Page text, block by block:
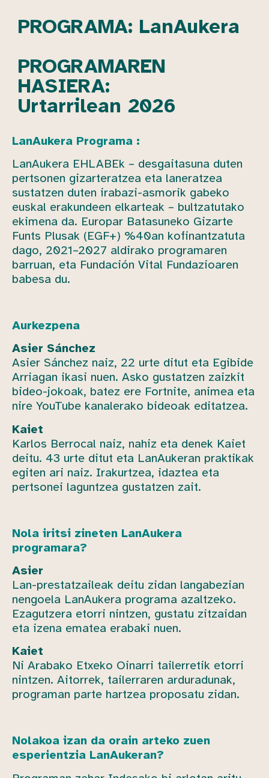
PROGRAMA: LanAukera
PROGRAMAREN
HASIERA:
Urtarrilean 2026
LanAukera Programa :
LanAukera EHLABEk – desgaitasuna duten
pertsonen gizarteratzea eta laneratzea
sustatzen duten irabazi-asmorik gabeko
euskal erakundeen elkarteak – bultzatutako
ekimena da. Europar Batasuneko Gizarte
Funts Plusak (EGF+) %40an kofinantzatuta
dago, 2021–2027 aldirako programaren
barruan, eta Fundación Vital Fundazioaren
babesa du.
Aurkezpena
Asier Sánchez
Asier Sánchez naiz, 22 urte ditut eta Egibide
Arriagan ikasi nuen. Asko gustatzen zaizkit
bideo-jokoak, batez ere Fortnite, animea eta
nire YouTube kanalerako bideoak editatzea.
Kaiet
Karlos Berrocal naiz, nahiz eta denek Kaiet
deitu. 43 urte ditut eta LanAukeran praktikak
egiten ari naiz. Irakurtzea, idaztea eta
pertsonei laguntzea gustatzen zait.
Nola iritsi zineten LanAukera
programara?
Asier
Lan-prestatzaileak deitu zidan langabezian
nengoela LanAukera programa azaltzeko.
Ezagutzera etorri nintzen, gustatu zitzaidan
eta izena ematea erabaki nuen.
Kaiet
Ni Arabako Etxeko Oinarri tailerretik etorri
nintzen. Aitorrek, tailerraren arduradunak,
programan parte hartzea proposatu zidan.
Nolakoa izan da orain arteko zuen
esperientzia LanAukeran?